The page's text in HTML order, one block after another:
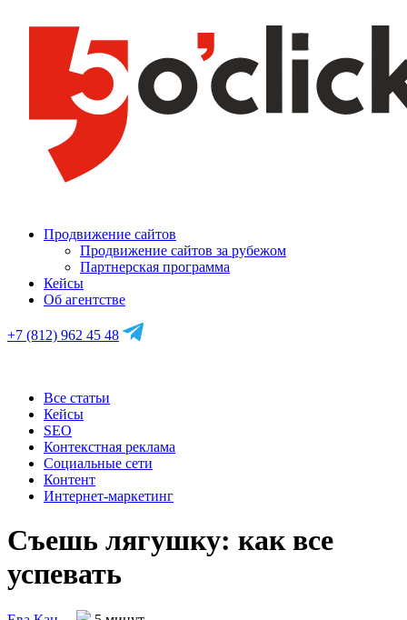
Продвижение сайтов
Продвижение сайтов за рубежом
Партнерская программа
Кейсы
Об агентстве
+7 (812) 962 45 48
Все статьи
Кейсы
SEO
Контекстная реклама
Социальные сети
Контент
Интернет-маркетинг
Съешь лягушку: как все
успевать